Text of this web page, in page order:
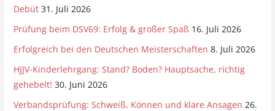
Debüt 31. Juli 2026
Prüfung beim DSV69: Erfolg & großer Spaß 16. Juli 2026
Erfolgreich bei den Deutschen Meisterschaften 8. Juli 2026
HJJV-Kinderlehrgang: Stand? Boden? Hauptsache, richtig
gehebelt! 30. Juni 2026
Verbandsprüfung: Schweiß, Können und klare Ansagen 26.